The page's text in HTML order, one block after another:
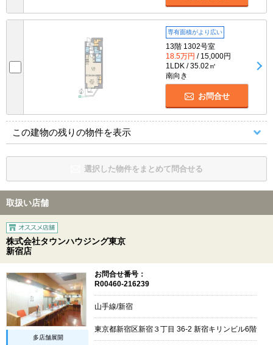
専有面積がより広い
13階 1302号室
18.5万円 / 15,000円
1LDK / 35.02㎡
南向き
お問合せ
この建物の残りの物件を表示
選択した物件をまとめて問合せる
取扱い店舗
株式会社タウンハウジング東京
新宿店
多店舗展開
お問合せ番号：
R00460-216239
山手線/新宿
東京都新宿区新宿３丁目 36-2 新宿キリンビル6階